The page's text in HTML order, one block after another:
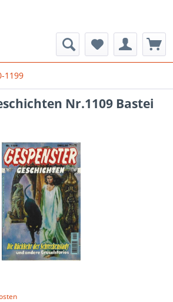
1199
Nr.1109 Bastei